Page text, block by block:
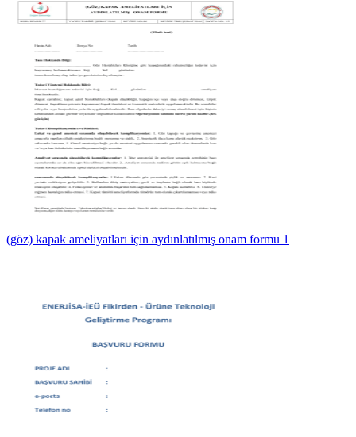
(göz) kapak ameliyatları için aydınlatılmış onam formu 1